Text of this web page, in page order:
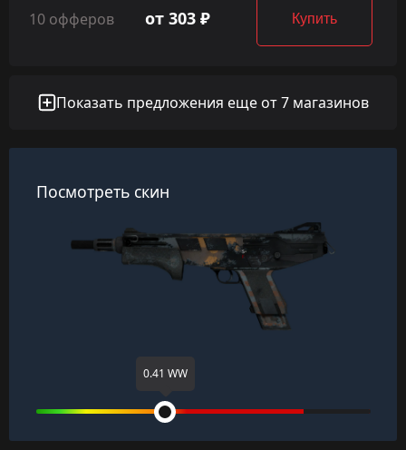
10 офферов от 303 ₽ Купить
Показать предложения еще от 7 магазинов
Посмотреть скин
0.41 WW